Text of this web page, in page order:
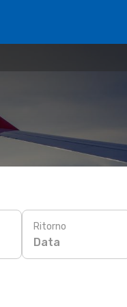
Ritorno
Data